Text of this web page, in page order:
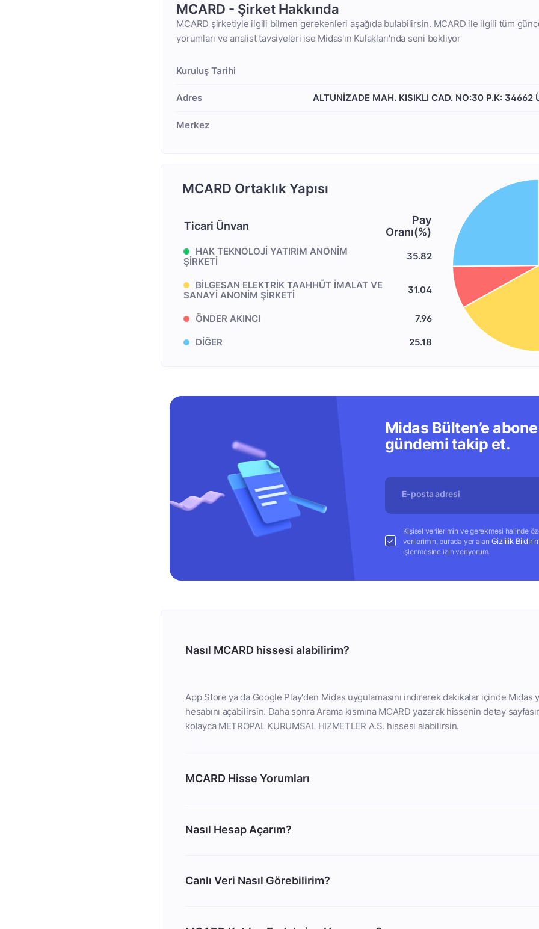
MCARD - Şirket Hakkında
MCARD şirketiyle ilgili bilmen gerekenleri aşağıda bulabilirsin. MCARD ile ilgili tüm
yorumları ve analist tavsiyeleri ise Midas'ın Kulakları'nda seni bekliyor
Kuruluş Tarihi
Adres ALTUNİZADE MAH. KISIKLI CAD. NO:30 P.K: 34662
Merkez
MCARD Ortaklık Yapısı
Ticari Ünvan
Pay
Oranı(%)
HAK TEKNOLOJİ YATIRIM ANONİM
ŞİRKETİ
35.82
BİLGESAN ELEKTRİK TAAHHÜT İMALAT VE
SANAYİ ANONİM ŞİRKETİ
31.04
ÖNDER AKINCI 7.96
DİĞER 25.18
Midas Bülten’e
gündemi takip et.
Kişisel verilerimin ve gerekmesi halinde
verilerimin, burada yer alan Gizlilik
işlenmesine izin veriyorum.
Nasıl MCARD hissesi alabilirim?
App Store ya da Google Play'den Midas uygulamasını indirerek dakikalar içinde Midas
hesabını açabilirsin. Daha sonra Arama kısmına MCARD yazarak hissenin detay
kolayca METROPAL KURUMSAL HIZMETLER A.S. hissesi alabilirsin.
MCARD Hisse Yorumları
Nasıl Hesap Açarım?
Canlı Veri Nasıl Görebilirim?